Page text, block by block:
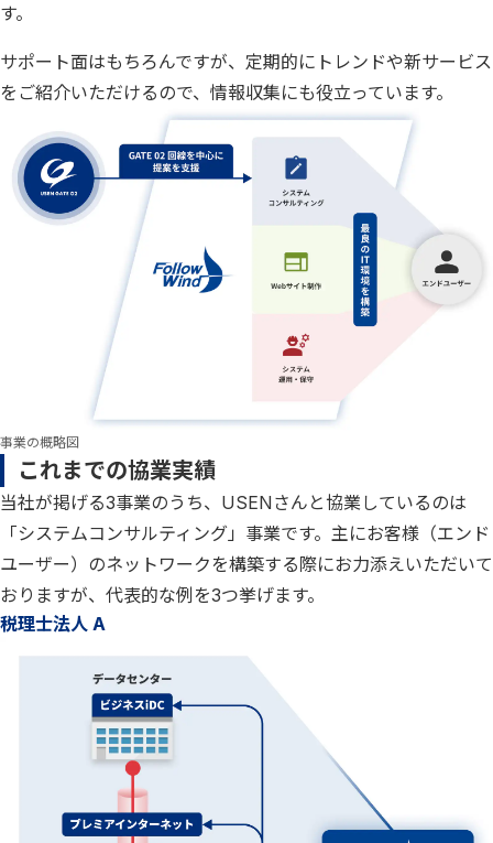
す。
サポート面はもちろんですが、定期的にトレンドや新サービス
をご紹介いただけるので、情報収集にも役立っています。
事業の概略図
これまでの協業実績
当社が掲げる3事業のうち、USENさんと協業しているのは
「システムコンサルティング」事業です。主にお客様（エンド
ユーザー）のネットワークを構築する際にお力添えいただいて
おりますが、代表的な例を3つ挙げます。
税理士法人 A